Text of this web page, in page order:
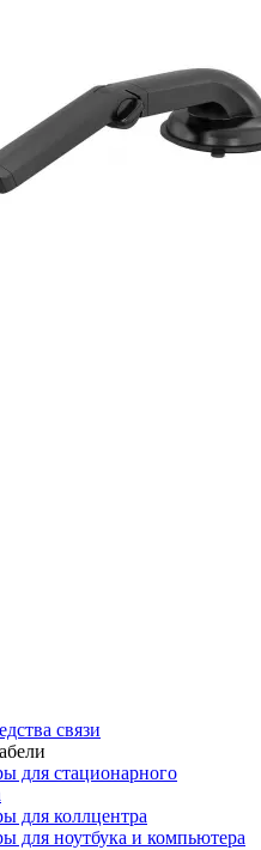
связи
для стационарного
для коллцентра
для ноутбука и компьютера